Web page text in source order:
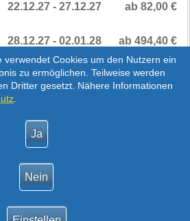
verwendet Cookies um den Nutzern ein
zu ermöglichen. Teilweise werden
Dritter gesetzt. Nähere Informationen
ab 82,00 €
22.12.27 - 27.12.27
ab 494,40 €
28.12.27 - 02.01.28
für 1-3 Übernachtungen
sich nach der
Service- und